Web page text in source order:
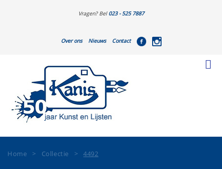
Vragen? Bel 023 - 525 7887
Over ons Nieuws Contact
Home > Collectie >4492